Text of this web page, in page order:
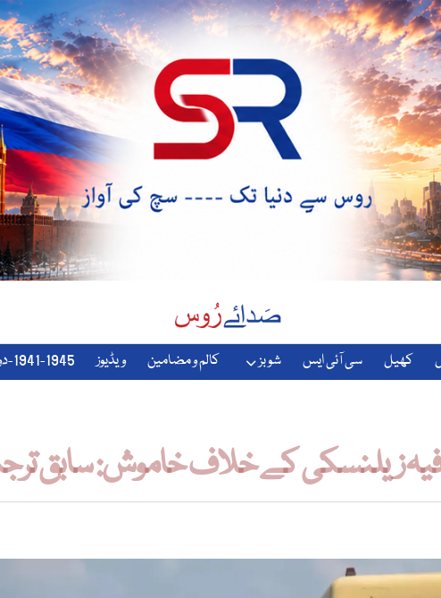
کھیل سی آئی ایس شوبز کالم و مضامین ویڈیوز 1941-1945-دوسری-جنگ-عظیم
زیلنسکی کے خلاف خاموش: سابق